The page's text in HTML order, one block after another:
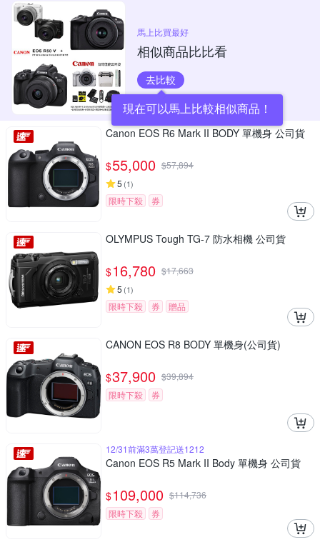
馬上比買最好
相似商品比比看
去比較
現在可以馬上比較相似商品！
Canon EOS R6 Mark II BODY 單機身 公司貨
$55,000 $57,894
5 (1)
限時下殺 券
OLYMPUS Tough TG-7 防水相機 公司貨
$16,780 $17,663
5 (1)
限時下殺 券 贈品
CANON EOS R8 BODY 單機身(公司貨)
$37,900 $39,894
限時下殺
券
12/31前滿3萬登記送1212
Canon EOS R5 Mark II Body 單機身 公司貨
$109,000 $114,736
限時下殺
券